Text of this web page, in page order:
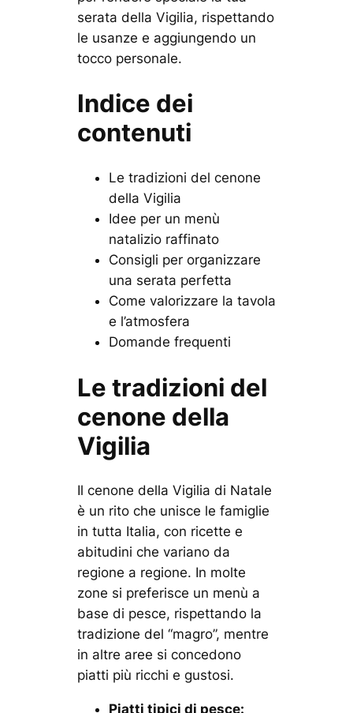
serata della Vigilia, rispettando
le usanze e aggiungendo un
tocco personale.
Indice dei
contenuti
Le tradizioni del cenone
della Vigilia
Idee per un menù
natalizio raffinato
Consigli per organizzare
una serata perfetta
Come valorizzare la tavola
e l’atmosfera
Domande frequenti
Le tradizioni del
cenone della
Vigilia
Il cenone della Vigilia di Natale
è un rito che unisce le famiglie
in tutta Italia, con ricette e
abitudini che variano da
regione a regione. In molte
zone si preferisce un menù a
base di pesce, rispettando la
tradizione del “magro”, mentre
in altre aree si concedono
piatti più ricchi e gustosi.
Piatti tipici di pesce: